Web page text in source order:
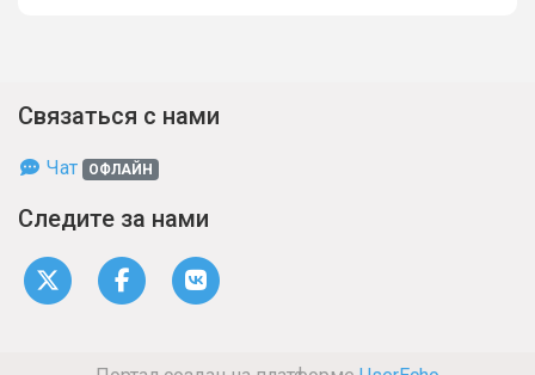
Связаться с нами
Чат ОФЛАЙН
Следите за нами